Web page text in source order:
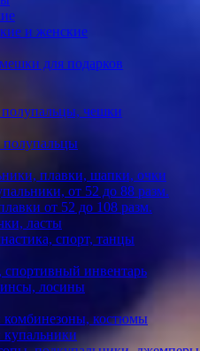
и женские
для подарков
чешки
плавки, шапки, очки
от 52 до 88 разм.
от 52 до 108 разм.
ласты
спорт, танцы
спортивный инвентарь
лосины
комбинезоны, костюмы
купальники